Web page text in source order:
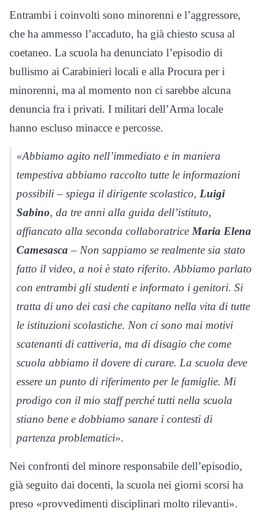
Entrambi i coinvolti sono minorenni e l’aggressore,
che ha ammesso l’accaduto, ha già chiesto scusa al
coetaneo. La scuola ha denunciato l’episodio di
bullismo ai Carabinieri locali e alla Procura per i
minorenni, ma al momento non ci sarebbe alcuna
denuncia fra i privati. I militari dell’Arma locale
hanno escluso minacce e percosse.
«Abbiamo agito nell’immediato e in maniera
tempestiva abbiamo raccolto tutte le informazioni
possibili – spiega il dirigente scolastico, Luigi
Sabino, da tre anni alla guida dell’istituto,
affiancato alla seconda collaboratrice Maria Elena
Camesasca – Non sappiamo se realmente sia stato
fatto il video, a noi è stato riferito. Abbiamo parlato
con entrambi gli studenti e informato i genitori. Si
tratta di uno dei casi che capitano nella vita di tutte
le istituzioni scolastiche. Non ci sono mai motivi
scatenanti di cattiveria, ma di disagio che come
scuola abbiamo il dovere di curare. La scuola deve
essere un punto di riferimento per le famiglie. Mi
prodigo con il mio staff perché tutti nella scuola
stiano bene e dobbiamo sanare i contesti di
partenza problematici».
Nei confronti del minore responsabile dell’episodio,
già seguito dai docenti, la scuola nei giorni scorsi ha
preso «provvedimenti disciplinari molto rilevanti».